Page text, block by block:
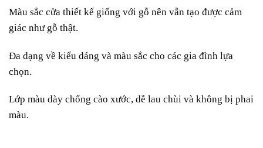
Màu sắc cửa thiết kế giống với gỗ nên vẫn tạo được cảm
giác như gỗ thật.
Đa dạng về kiểu dáng và màu sắc cho các gia đình lựa
chọn.
Lớp màu dày chống cào xước, dễ lau chùi và không bị phai
màu.